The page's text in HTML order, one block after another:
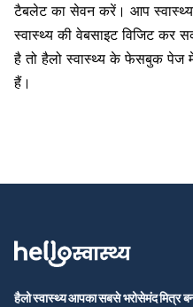
टैबलेट का सेवन करें। आप स्वास्थ्य
स्वास्थ्य की वेबसाइट विजिट
है तो हैलो स्वास्थ्य के फेसबुक
हैं।
हैलो स्वास्थ्य आपका सबसे भरोसेमंद मित्र